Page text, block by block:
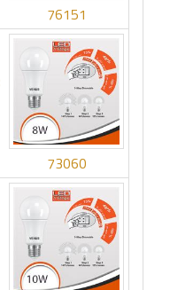
76151
73060